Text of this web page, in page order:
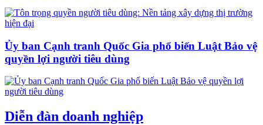
Ủy ban Cạnh tranh Quốc Gia phổ biến Luật Bảo vệ
quyền lợi người tiêu dùng
Diễn đàn doanh nghiệp